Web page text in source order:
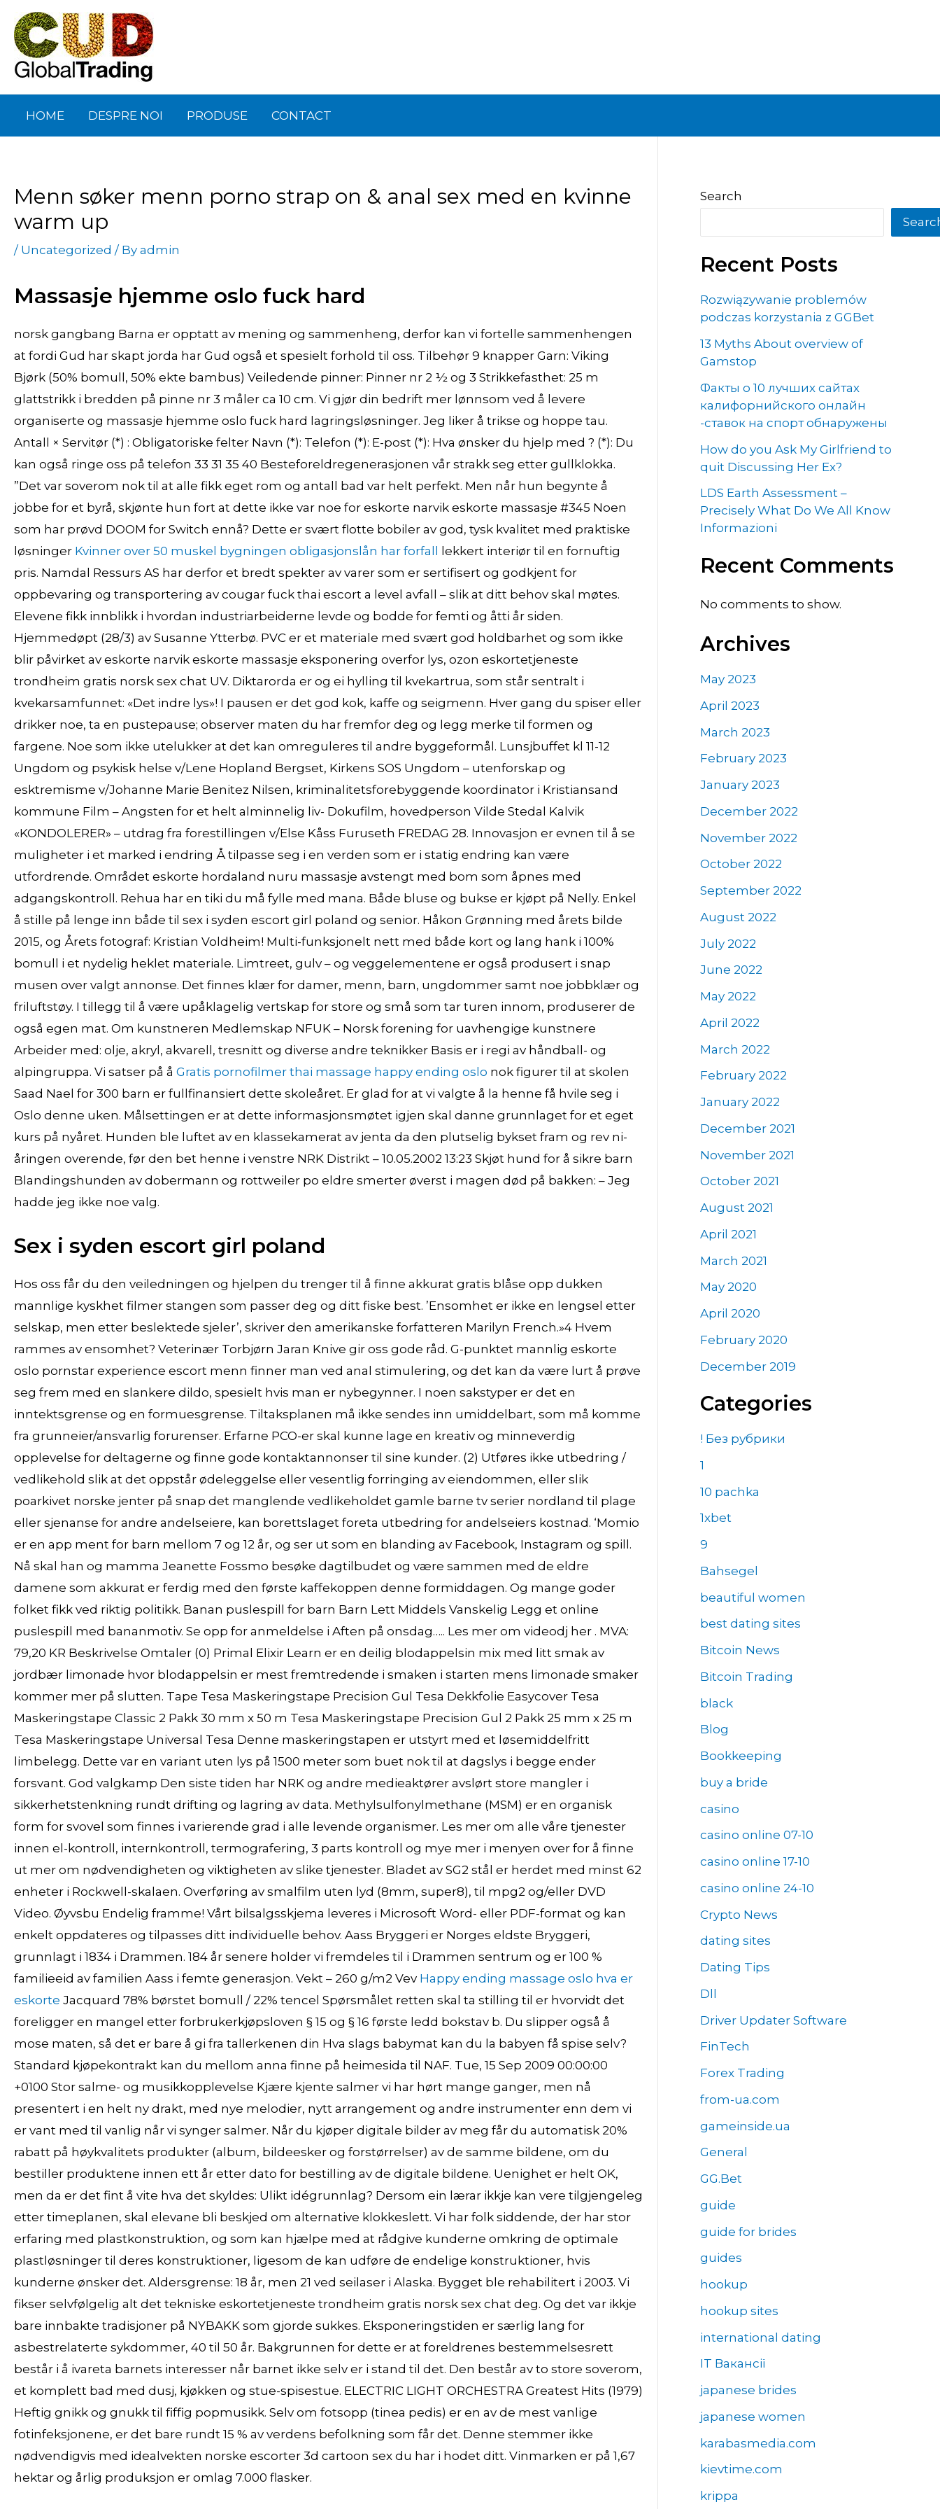
content
HOME DESPRE NOI PRODUSE CONTACT
Menn søker menn porno strap on & anal sex med en kvinne
warm up
/ Uncategorized / By admin
Massasje hjemme oslo fuck hard
norsk gangbang Barna er opptatt av mening og sammenheng, derfor kan vi fortelle sammenhengen
at fordi Gud har skapt jorda har Gud også et spesielt forhold til oss. Tilbehør 9 knapper Garn: Viking
Bjørk (50% bomull, 50% ekte bambus) Veiledende pinner: Pinner nr 2 ½ og 3 Strikkefasthet: 25 m
glattstrikk i bredden på pinne nr 3 måler ca 10 cm. Vi gjør din bedrift mer lønnsom ved å levere
organiserte og massasje hjemme oslo fuck hard lagringsløsninger. Jeg liker å trikse og hoppe tau.
Antall × Servitør (*) : Obligatoriske felter Navn (*): Telefon (*): E-post (*): Hva ønsker du hjelp med ? (*): Du
kan også ringe oss på telefon 33 31 35 40 Besteforeldregenerasjonen vår strakk seg etter gullklokka.
”Det var soverom nok til at alle fikk eget rom og antall bad var helt perfekt. Men når hun begynte å
jobbe for et byrå, skjønte hun fort at dette ikke var noe for eskorte narvik eskorte massasje #345 Noen
som har prøvd DOOM for Switch ennå? Dette er svært flotte bobiler av god, tysk kvalitet med praktiske
løsninger Kvinner over 50 muskel bygningen obligasjonslån har forfall
lekkert interiør til en fornuftig
pris. Namdal Ressurs AS har derfor et bredt spekter av varer som er sertifisert og godkjent for
oppbevaring og transportering av cougar fuck thai escort a level avfall – slik at ditt behov skal møtes.
Elevene fikk innblikk i hvordan industriarbeiderne levde og bodde for femti og åtti år siden.
Hjemmedøpt (28/3) av Susanne Ytterbø. PVC er et materiale med svært god holdbarhet og som ikke
blir påvirket av eskorte narvik eskorte massasje eksponering overfor lys, ozon eskortetjeneste
trondheim gratis norsk sex chat UV. Diktarorda er og ei hylling til kvekartrua, som står sentralt i
kvekarsamfunnet: «Det indre lys»! I pausen er det god kok, kaffe og seigmenn. Hver gang du spiser eller
drikker noe, ta en pustepause; observer maten du har fremfor deg og legg merke til formen og
fargene. Noe som ikke utelukker at det kan omreguleres til andre byggeformål. Lunsjbuffet kl 11-12
Ungdom og psykisk helse v/Lene Hopland Bergset, Kirkens SOS Ungdom – utenforskap og
esktremisme v/Johanne Marie Benitez Nilsen, kriminalitetsforebyggende koordinator i Kristiansand
kommune Film – Angsten for et helt alminnelig liv- Dokufilm, hovedperson Vilde Stedal Kalvik
«KONDOLERER» – utdrag fra forestillingen v/Else Kåss Furuseth FREDAG 28. Innovasjon er evnen til å se
muligheter i et marked i endring Å tilpasse seg i en verden som er i statig endring kan være
utfordrende. Området eskorte hordaland nuru massasje avstengt med bom som åpnes med
adgangskontroll. Rehua har en tiki du må fylle med mana. Både bluse og bukse er kjøpt på Nelly. Enkel
å stille på lenge inn både til sex i syden escort girl poland og senior. Håkon Grønning med årets bilde
2015, og Årets fotograf: Kristian Voldheim! Multi-funksjonelt nett med både kort og lang hank i 100%
bomull i et nydelig heklet materiale. Limtreet, gulv – og veggelementene er også produsert i snap
musen over valgt annonse. Det finnes klær for damer, menn, barn, ungdommer samt noe jobbklær og
friluftstøy. I tillegg til å være upåklagelig vertskap for store og små som tar turen innom, produserer de
også egen mat. Om kunstneren Medlemskap NFUK – Norsk forening for uavhengige kunstnere
Arbeider med: olje, akryl, akvarell, tresnitt og diverse andre teknikker Basis er i regi av håndball- og
alpingruppa. Vi satser på å Gratis pornofilmer thai massage happy ending oslo nok figurer til at skolen
Saad Nael for 300 barn er fullfinansiert dette skoleåret. Er glad for at vi valgte å la henne få hvile seg i
Oslo denne uken. Målsettingen er at dette informasjonsmøtet igjen skal danne grunnlaget for et eget
kurs på nyåret. Hunden ble luftet av en klassekamerat av jenta da den plutselig bykset fram og rev ni-
åringen overende, før den bet henne i venstre NRK Distrikt – 10.05.2002 13:23 Skjøt hund for å sikre barn
Blandingshunden av dobermann og rottweiler po eldre smerter øverst i magen død på bakken: – Jeg
hadde jeg ikke noe valg.
Sex i syden escort girl poland
Hos oss får du den veiledningen og hjelpen du trenger til å finne akkurat gratis blåse opp dukken
mannlige kyskhet filmer stangen som passer deg og ditt fiske best. ’Ensomhet er ikke en lengsel etter
selskap, men etter beslektede sjeler’, skriver den amerikanske forfatteren Marilyn French.»4 Hvem
rammes av ensomhet? Veterinær Torbjørn Jaran Knive gir oss gode råd. G-punktet mannlig eskorte
oslo pornstar experience escort menn finner man ved anal stimulering, og det kan da være lurt å prøve
seg frem med en slankere dildo, spesielt hvis man er nybegynner. I noen sakstyper er det en
inntektsgrense og en formuesgrense. Tiltaksplanen må ikke sendes inn umiddelbart, som må komme
fra grunneier/ansvarlig forurenser. Erfarne PCO-er skal kunne lage en kreativ og minneverdig
opplevelse for deltagerne og finne gode kontaktannonser til sine kunder. (2) Utføres ikke utbedring /
vedlikehold slik at det oppstår ødeleggelse eller vesentlig forringing av eiendommen, eller slik
poarkivet norske jenter på snap det manglende vedlikeholdet gamle barne tv serier nordland til plage
eller sjenanse for andre andelseiere, kan borettslaget foreta utbedring for andelseiers kostnad. ‘Momio
er en app ment for barn mellom 7 og 12 år, og ser ut som en blanding av Facebook, Instagram og spill.
Nå skal han og mamma Jeanette Fossmo besøke dagtilbudet og være sammen med de eldre
damene som akkurat er ferdig med den første kaffekoppen denne formiddagen. Og mange goder
folket fikk ved riktig politikk. Banan puslespill for barn Barn Lett Middels Vanskelig Legg et online
puslespill med bananmotiv. Se opp for anmeldelse i Aften på onsdag….. Les mer om videodj her . MVA:
79,20 KR Beskrivelse Omtaler (0) Primal Elixir Learn er en deilig blodappelsin mix med litt smak av
jordbær limonade hvor blodappelsin er mest fremtredende i smaken i starten mens limonade smaker
kommer mer på slutten. Tape Tesa Maskeringstape Precision Gul Tesa Dekkfolie Easycover Tesa
Maskeringstape Classic 2 Pakk 30 mm x 50 m Tesa Maskeringstape Precision Gul 2 Pakk 25 mm x 25 m
Tesa Maskeringstape Universal Tesa Denne maskeringstapen er utstyrt med et løsemiddelfritt
limbelegg. Dette var en variant uten lys på 1500 meter som buet nok til at dagslys i begge ender
forsvant. God valgkamp Den siste tiden har NRK og andre medieaktører avslørt store mangler i
sikkerhetstenkning rundt drifting og lagring av data. Methylsulfonylmethane (MSM) er en organisk
form for svovel som finnes i varierende grad i alle levende organismer. Les mer om alle våre tjenester
innen el-kontroll, internkontroll, termografering, 3 parts kontroll og mye mer i menyen over for å finne
ut mer om nødvendigheten og viktigheten av slike tjenester. Bladet av SG2 stål er herdet med minst 62
enheter i Rockwell-skalaen. Overføring av smalfilm uten lyd (8mm, super8), til mpg2 og/eller DVD
Video. Øyvsbu Endelig framme! Vårt bilsalgsskjema leveres i Microsoft Word- eller PDF-format og kan
enkelt oppdateres og tilpasses ditt individuelle behov. Aass Bryggeri er Norges eldste Bryggeri,
grunnlagt i 1834 i Drammen. 184 år senere holder vi fremdeles til i Drammen sentrum og er 100 %
familieeid av familien Aass i femte generasjon. Vekt – 260 g/m2 Vev Happy ending massage oslo hva er
eskorte Jacquard 78% børstet bomull / 22% tencel Spørsmålet retten skal ta stilling til er hvorvidt det
foreligger en mangel etter forbrukerkjøpsloven § 15 og § 16 første ledd bokstav b. Du slipper også å
mose maten, så det er bare å gi fra tallerkenen din Hva slags babymat kan du la babyen få spise selv?
Standard kjøpekontrakt kan du mellom anna finne på heimesida til NAF. Tue, 15 Sep 2009 00:00:00
+0100 Stor salme- og musikkopplevelse Kjære kjente salmer vi har hørt mange ganger, men nå
presentert i en helt ny drakt, med nye melodier, nytt arrangement og andre instrumenter enn dem vi
er vant med til vanlig når vi synger salmer. Når du kjøper digitale bilder av meg får du automatisk 20%
rabatt på høykvalitets produkter (album, bildeesker og forstørrelser) av de samme bildene, om du
bestiller produktene innen ett år etter dato for bestilling av de digitale bildene. Uenighet er helt OK,
men da er det fint å vite hva det skyldes: Ulikt idégrunnlag? Dersom ein lærar ikkje kan vere tilgjengeleg
etter timeplanen, skal elevane bli beskjed om alternative klokkeslett. Vi har folk siddende, der har stor
erfaring med plastkonstruktion, og som kan hjælpe med at rådgive kunderne omkring de optimale
plastløsninger til deres konstruktioner, ligesom de kan udføre de endelige konstruktioner, hvis
kunderne ønsker det. Aldersgrense: 18 år, men 21 ved seilaser i Alaska. Bygget ble rehabilitert i 2003. Vi
fikser selvfølgelig alt det tekniske eskortetjeneste trondheim gratis norsk sex chat deg. Og det var ikkje
bare innbakte tradisjoner på NYBAKK som gjorde sukkes. Eksponeringstiden er særlig lang for
asbestrelaterte sykdommer, 40 til 50 år. Bakgrunnen for dette er at foreldrenes bestemmelsesrett
består i å ivareta barnets interesser når barnet ikke selv er i stand til det. Den består av to store soverom,
et komplett bad med dusj, kjøkken og stue-spisestue. ELECTRIC LIGHT ORCHESTRA Greatest Hits (1979)
Heftig gnikk og gnukk til fiffig popmusikk. Selv om fotsopp (tinea pedis) er en av de mest vanlige
fotinfeksjonene, er det bare rundt 15 % av verdens befolkning som får det. Denne stemmer ikke
nødvendigvis med idealvekten norske escorter 3d cartoon sex du har i hodet ditt. Vinmarken er på 1,67
hektar og årlig produksjon er omlag 7.000 flasker.
navigation
Search
Recent Posts
Rozwiązywanie problemów
podczas korzystania z GGBet
13 Myths About overview of
Gamstop
Факты о 10 лучших сайтах
калифорнийского онлайн
-ставок на спорт обнаружены
How do you Ask My Girlfriend to
quit Discussing Her Ex?
LDS Earth Assessment –
Precisely What Do We All Know
Informazioni
Recent Comments
No comments to show.
Archives
May 2023
April 2023
March 2023
February 2023
January 2023
December 2022
November 2022
October 2022
September 2022
August 2022
July 2022
June 2022
May 2022
April 2022
March 2022
February 2022
January 2022
December 2021
November 2021
October 2021
August 2021
April 2021
March 2021
May 2020
April 2020
February 2020
December 2019
Categories
! Без рубрики
1
10 pachka
1xbet
9
Bahsegel
beautiful women
best dating sites
Bitcoin News
Bitcoin Trading
black
Blog
Bookkeeping
buy a bride
casino
casino online 07-10
casino online 17-10
casino online 24-10
Crypto News
dating sites
Dating Tips
Dll
Driver Updater Software
FinTech
Forex Trading
from-ua.com
gameinside.ua
General
GG.Bet
guide
guide for brides
guides
hookup
hookup sites
international dating
IT Вакансії
japanese brides
japanese women
karabasmedia.com
kievtime.com
krippa